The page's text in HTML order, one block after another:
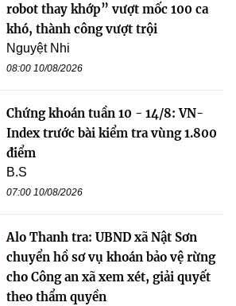
robot thay khớp” vượt mốc 100 ca
khó, thành công vượt trội
Nguyệt Nhi
08:00 10/08/2026
Chứng khoán tuần 10 - 14/8: VN-
Index trước bài kiểm tra vùng 1.800
điểm
B.S
07:00 10/08/2026
Alo Thanh tra: UBND xã Nật Sơn
chuyển hồ sơ vụ khoán bảo vệ rừng
cho Công an xã xem xét, giải quyết
theo thẩm quyền